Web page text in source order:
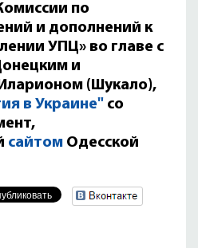
по
и дополнений к
УПЦ» во главе с
и
(Шукало),
в Украине" со
сайтом Одесской